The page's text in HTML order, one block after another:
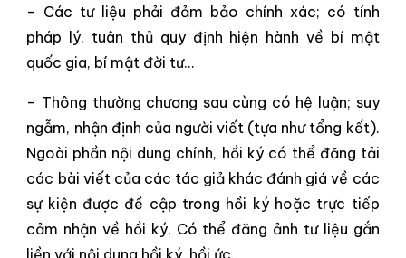
– Các tư liệu phải đảm bảo chính xác; có tính
pháp lý, tuân thủ quy định hiện hành về bí mật
quốc gia, bí mật đời tư…
– Thông thường chương sau cùng có hệ luận; suy
ngẫm, nhận định của người viết (tựa như tổng kết).
Ngoài phần nội dung chính, hồi ký có thể đăng tải
các bài viết của các tác giả khác đánh giá về các
sự kiện được đề cập trong hồi ký hoặc trực tiếp
cảm nhận về hồi ký. Có thể đăng ảnh tư liệu gắn